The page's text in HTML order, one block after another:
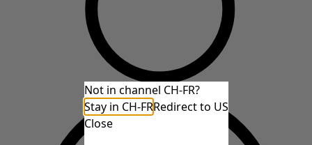
Not in channel CH-FR?
Stay in CH-FRRedirect to US
Close